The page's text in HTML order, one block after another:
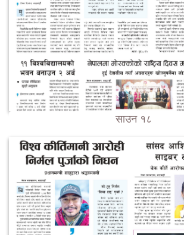
साउन १८